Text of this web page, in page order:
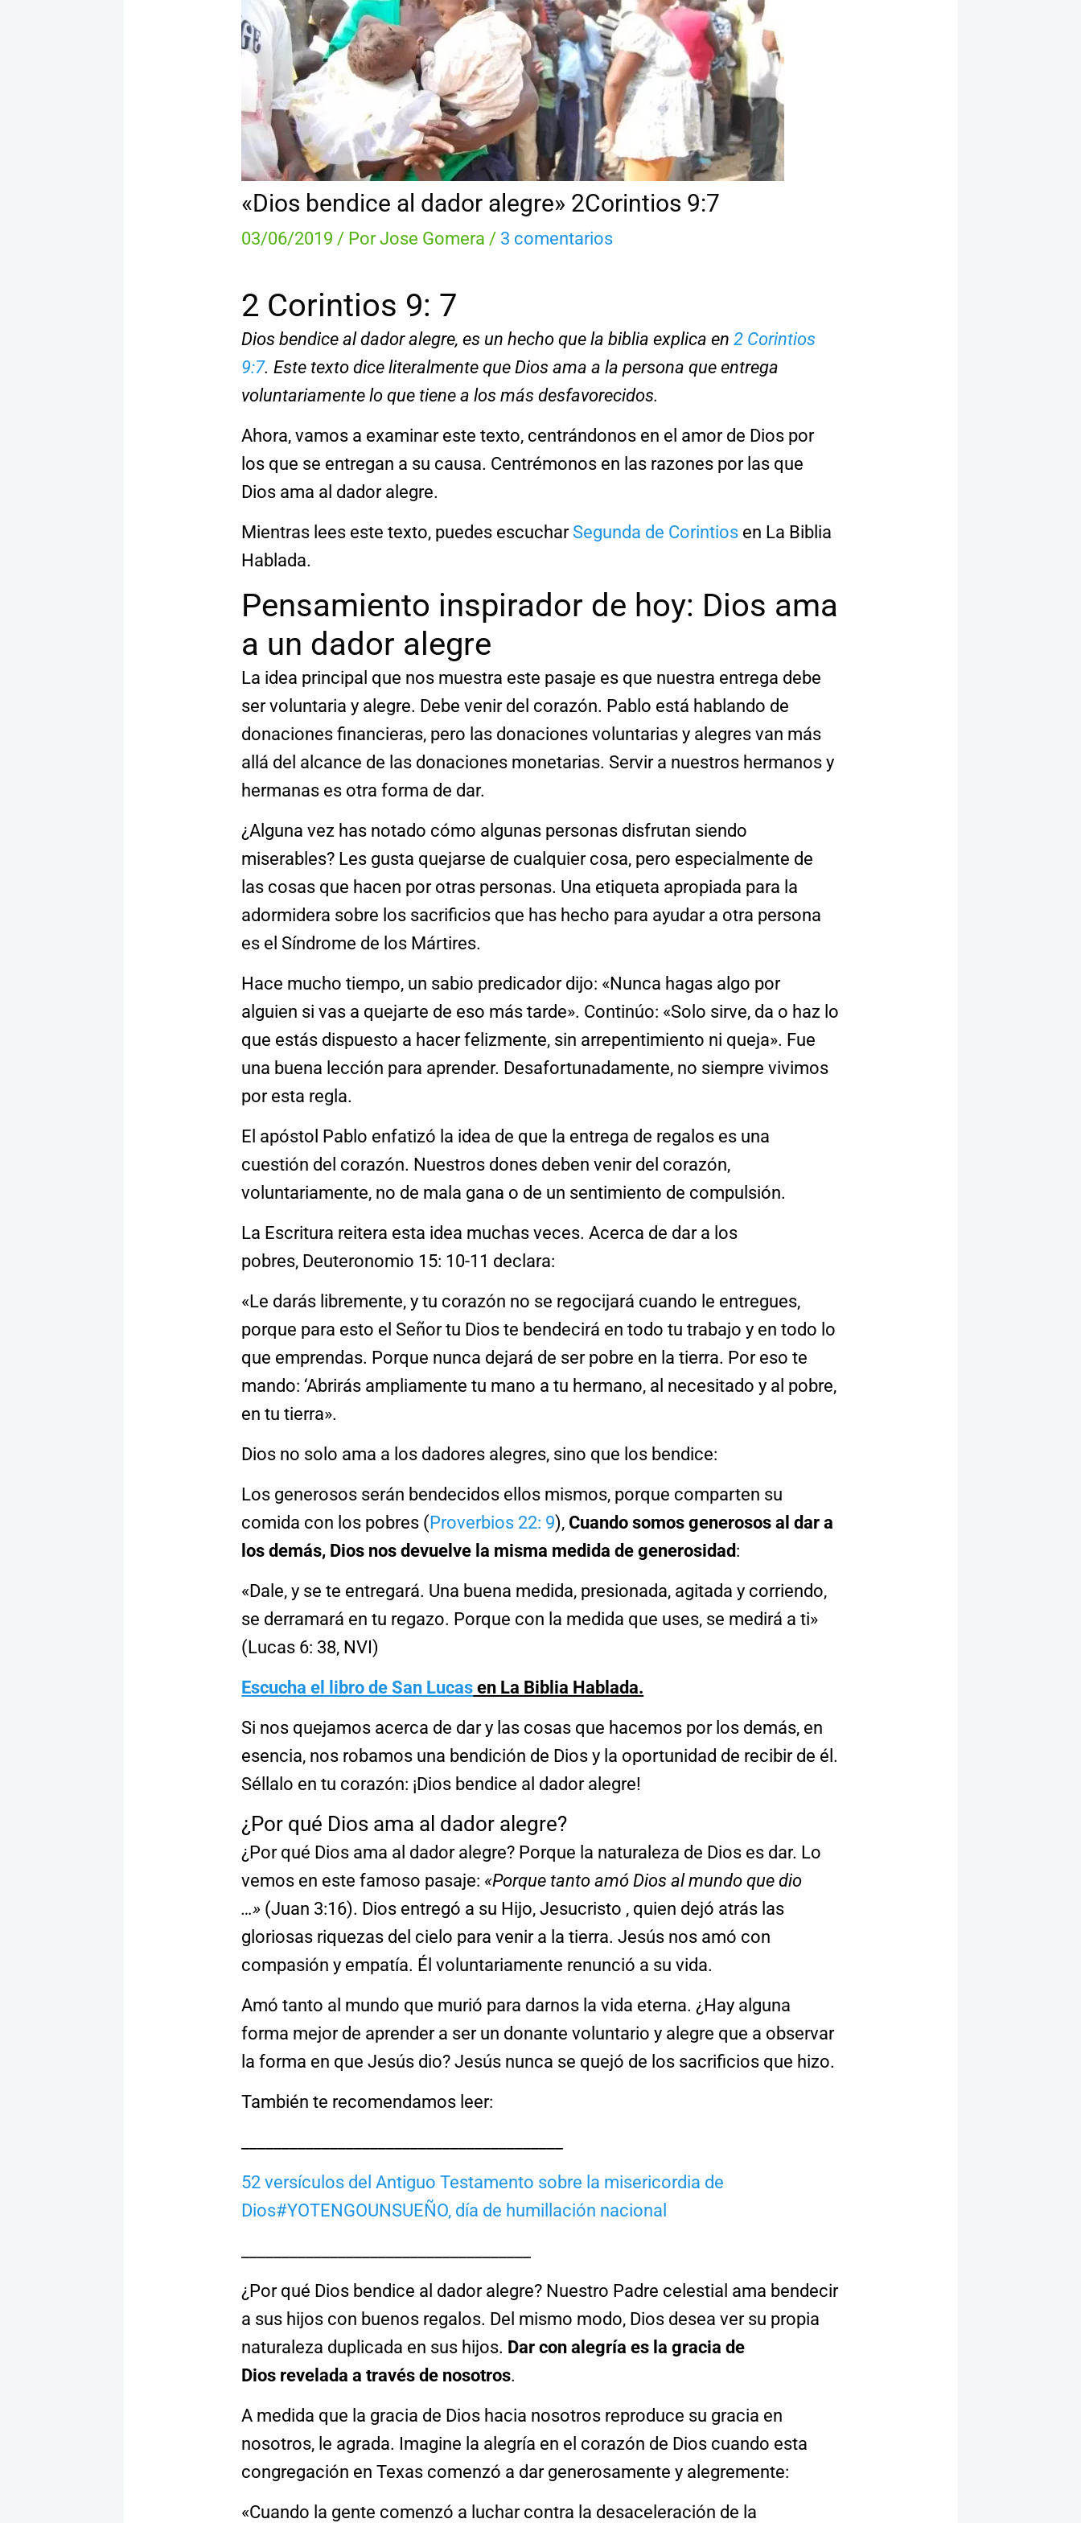
«Dios bendice al dador alegre» 2Corintios 9:7
03/06/2019/ PorJose Gomera/ 3 comentarios
2 Corintios 9: 7
Dios bendice al dador alegre, es un hecho que la biblia explica en2 Corintios
9:7. Este texto dice literalmente que Dios ama a la persona que entrega
voluntariamente lo que tiene a los más desfavorecidos.
Ahora, vamos a examinar este texto, centrándonos en el amor de Dios por
los que se entregan a su causa. Centrémonos en las razones por las que
Dios ama al dador alegre.
Mientras lees este texto, puedes escuchar Segunda de Corintios en La Biblia
Hablada.
Pensamiento inspirador de hoy: Dios ama
a un dador alegre
La idea principal que nos muestra este pasaje es que nuestra entrega debe
ser voluntaria y alegre. Debe venir del corazón. Pablo está hablando de
donaciones financieras, pero las donaciones voluntarias y alegres van más
allá del alcance de las donaciones monetarias. Servir a nuestros hermanos y
hermanas es otra forma de dar.
¿Alguna vez has notado cómo algunas personas disfrutan siendo
miserables? Les gusta quejarse de cualquier cosa, pero especialmente de
las cosas que hacen por otras personas. Una etiqueta apropiada para la
adormidera sobre los sacrificios que has hecho para ayudar a otra persona
es el Síndrome de los Mártires.
Hace mucho tiempo, un sabio predicador dijo: «Nunca hagas algo por
alguien si vas a quejarte de eso más tarde». Continúo: «Solo sirve, da o haz lo
que estás dispuesto a hacer felizmente, sin arrepentimiento ni queja». Fue
una buena lección para aprender. Desafortunadamente, no siempre vivimos
por esta regla.
El apóstol Pablo enfatizó la idea de que la entrega de regalos es una
cuestión del corazón. Nuestros dones deben venir del corazón,
voluntariamente, no de mala gana o de un sentimiento de compulsión.
La Escritura reitera esta idea muchas veces. Acerca de dar a los
pobres, Deuteronomio 15: 10-11 declara:
«Le darás libremente, y tu corazón no se regocijará cuando le entregues,
porque para esto el Señor tu Dios te bendecirá en todo tu trabajo y en todo lo
que emprendas. Porque nunca dejará de ser pobre en la tierra. Por eso te
mando: ‘Abrirás ampliamente tu mano a tu hermano, al necesitado y al pobre,
en tu tierra».
Dios no solo ama a los dadores alegres, sino que los bendice:
Los generosos serán bendecidos ellos mismos, porque comparten su
comida con los pobres ( Proverbios 22: 9), Cuando somos generosos al dar a
los demás, Dios nos devuelve la misma medida de generosidad:
«Dale, y se te entregará. Una buena medida, presionada, agitada y corriendo,
se derramará en tu regazo. Porque con la medida que uses, se medirá a ti»
(Lucas 6: 38, NVI)
Escucha el libro de San Lucas en La Biblia Hablada.
Si nos quejamos acerca de dar y las cosas que hacemos por los demás, en
esencia, nos robamos una bendición de Dios y la oportunidad de recibir de él.
Séllalo en tu corazón: ¡Dios bendice al dador alegre!
¿Por qué Dios ama al dador alegre?
¿Por qué Dios ama al dador alegre? Porque la naturaleza de Dios es dar. Lo
vemos en este famoso pasaje: «Porque tanto amó Dios al mundo que dio
…» (Juan 3:16). Dios entregó a su Hijo, Jesucristo , quien dejó atrás las
gloriosas riquezas del cielo para venir a la tierra. Jesús nos amó con
compasión y empatía. Él voluntariamente renunció a su vida.
Amó tanto al mundo que murió para darnos la vida eterna. ¿Hay alguna
forma mejor de aprender a ser un donante voluntario y alegre que a observar
la forma en que Jesús dio? Jesús nunca se quejó de los sacrificios que hizo.
También te recomendamos leer:
52 versículos del Antiguo Testamento sobre la misericordia de
Dios#YOTENGOUNSUEÑO, día de humillación nacional
¿Por qué Dios bendice al dador alegre? Nuestro Padre celestial ama bendecir
a sus hijos con buenos regalos. Del mismo modo, Dios desea ver su propia
naturaleza duplicada en sus hijos. Dar con alegría es la gracia de
Dios revelada a través de nosotros.
A medida que la gracia de Dios hacia nosotros reproduce su gracia en
nosotros, le agrada. Imagine la alegría en el corazón de Dios cuando esta
congregación en Texas comenzó a dar generosamente y alegremente:
«Cuando la gente comenzó a luchar contra la desaceleración de la